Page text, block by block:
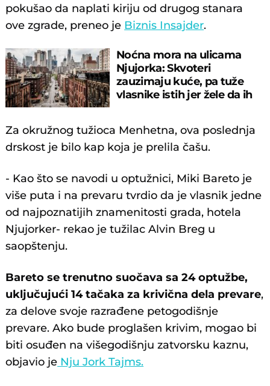
pokušao da naplati kiriju od drugog stanara
ove zgrade, preneo je Biznis Insajder.
Noćna mora na ulicama
Njujorka: Skvoteri
zauzimaju kuće, pa tuže
vlasnike istih jer žele da ih
Za okružnog tužioca Menhetna, ova poslednja
drskost je bilo kap koja je prelila čašu.
- Kao što se navodi u optužnici, Miki Bareto je
više puta i na prevaru tvrdio da je vlasnik jedne
od najpoznatijih znamenitosti grada, hotela
Njujorker- rekao je tužilac Alvin Breg u
saopštenju.
Bareto se trenutno suočava sa 24 optužbe,
uključujući 14 tačaka za krivična dela prevare,
za delove svoje razrađene petogodišnje
prevare. Ako bude proglašen krivim, mogao bi
biti osuđen na višegodišnju zatvorsku kaznu,
objavio je Nju Jork Tajms.